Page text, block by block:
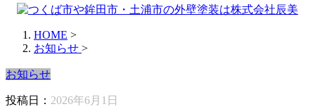
HOME >
お知らせ >
お知らせ
投稿日： 2026年6月1日